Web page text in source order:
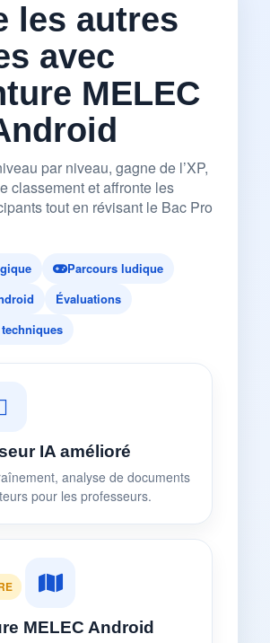
les autres
avec
MELEC
par niveau, gagne de l’XP,
classement et affronte les
tout en révisant le Bac Pro
Parcours ludique
Évaluations
IA amélioré
analyse de documents
pour les professeurs.
MELEC Android